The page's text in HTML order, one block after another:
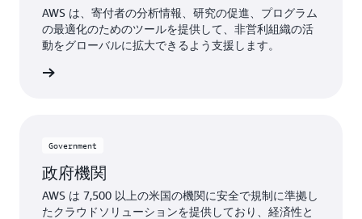
AWS は、寄付者の分析情報、研究の促進、プログラム
の最適化のためのツールを提供して、非営利組織の活
動をグローバルに拡大できるよう支援します。
Government
政府機関
AWS は 7,500 以上の米国の機関に安全で規制に準拠し
たクラウドソリューションを提供しており、経済性と